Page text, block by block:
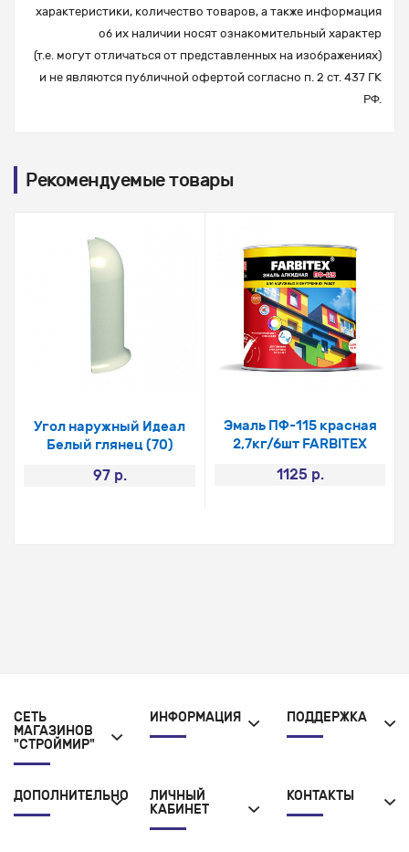
характеристики, количество товаров, а также информация
об их наличии носят ознакомительный характер
(т.е. могут отличаться от представленных на изображениях)
и не являются публичной офертой согласно п. 2 ст. 437 ГК
РФ.
Рекомендуемые товары
Угол наружный Идеал
Белый глянец (70)
97 р.
Эмаль ПФ-115 красная
2,7кг/6шт FARBITEX
1125 р.
СЕТЬ
МАГАЗИНОВ
"СТРОЙМИР"
ИНФОРМАЦИЯ ПОДДЕРЖКА
ДОПОЛНИТЕЛЬНО
ЛИЧНЫЙ
КАБИНЕТ
КОНТАКТЫ